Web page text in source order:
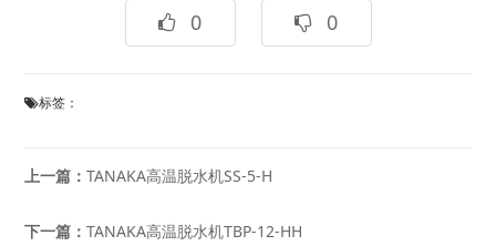
0 0
标签：
上一篇：TANAKA高温脱水机SS-5-H
下一篇：TANAKA高温脱水机TBP-12-HH